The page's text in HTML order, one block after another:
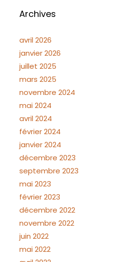
Archives
avril 2026
janvier 2026
juillet 2025
mars 2025
novembre 2024
mai 2024
avril 2024
février 2024
janvier 2024
décembre 2023
septembre 2023
mai 2023
février 2023
décembre 2022
novembre 2022
juin 2022
mai 2022